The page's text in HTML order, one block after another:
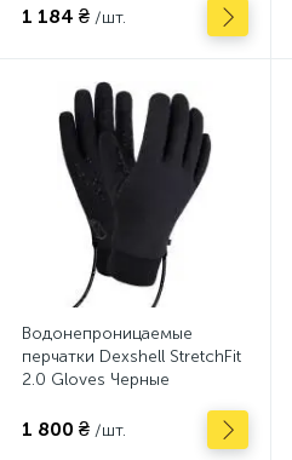
1 184 ₴ /шт.
Водонепроницаемые
перчатки Dexshell StretchFit
2.0 Gloves Черные
1 800 ₴ /шт.